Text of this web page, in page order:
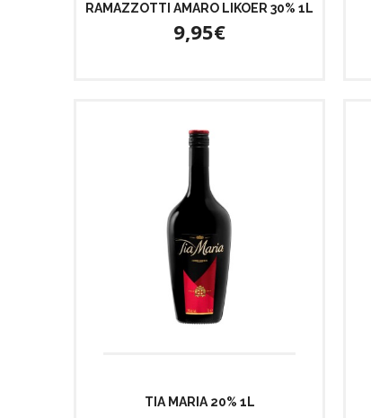
RAMAZZOTTI AMARO LIKOER 30% 1L
9,95€
TIA MARIA 20% 1L